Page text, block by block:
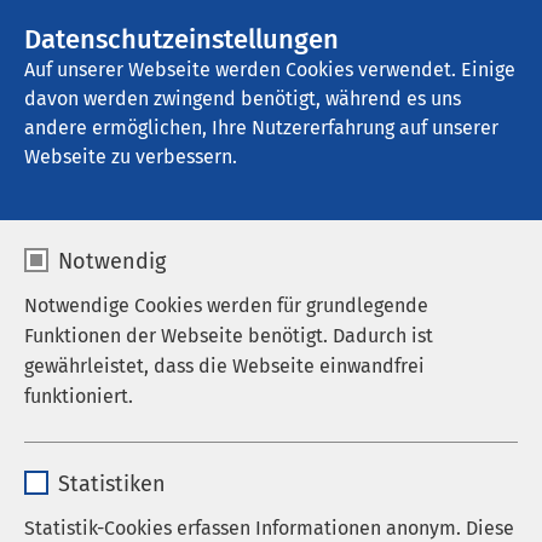
Datenschutzeinstellungen
Auf unserer Webseite werden Cookies verwendet. Einige
davon werden zwingend benötigt, während es uns
andere ermöglichen, Ihre Nutzererfahrung auf unserer
Webseite zu verbessern.
Notwendig
Notwendige Cookies werden für grundlegende
Funktionen der Webseite benötigt. Dadurch ist
gewährleistet, dass die Webseite einwandfrei
funktioniert.
Anbieter sgalinski
Statistiken
Statistik-Cookies erfassen Informationen anonym. Diese
AMEOS Reha Klinikum Ratzeburg
Psychosomatik
Jetzt Reha ohne längere Wartezeit
starten, auch ambulant möglich!
Im AMEOS Reha Klinikum Ratzeburg starten Sie
schnell in Ihre Rehabilitation: wunderschön gelegen